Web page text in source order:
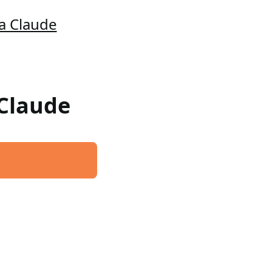
Claude